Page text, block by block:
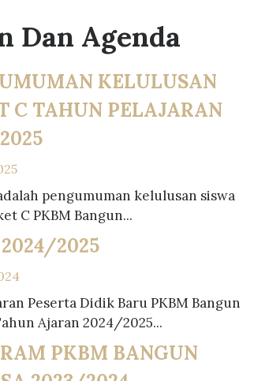
Dan Agenda
KELULUSAN
C TAHUN PELAJARAN
pengumuman kelulusan siswa
C PKBM Bangun...
2025
Peserta Didik Baru PKBM Bangun
Ajaran 2024/2025...
PKBM BANGUN